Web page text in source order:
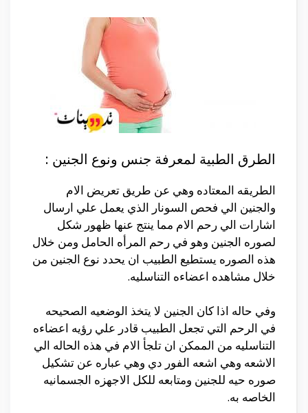
الطرق الطبية لمعرفة جنس ونوع الجنين :
الطريقه المعتاده وهي عن طريق تعريض الام
والجنين الي فحص السونار الذي يعمل علي ارسال
اشارات الي رحم الام مما ينتج عنها ظهور شكل
لصوره الجنين وهو في رحم المرأه الحامل ومن خلال
هذه الصوره يستطيع الطبيب ان يحدد نوع الجنين من
خلال مشاهده اعضاءه التناسليه.
وفي حاله اذا كان الجنين لا يتخذ الوضعيه الصحيحه
في الرحم التي تجعل الطبيب قادر علي رؤيه اعضاءه
التناسليه من الممكن ان تلجأ الام في هذه الحاله الي
الاشعه وهي اشعه الفور دي وهي عباره عن تشكيل
صوره حيه للجنين ومتابعه للكل الاجهزه الجسمانيه
الخاصه به.